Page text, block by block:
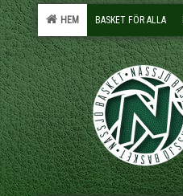
HEM BASKET FÖR ALLA